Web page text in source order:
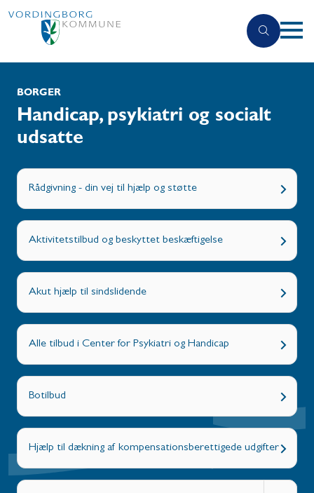
BORGER
Handicap, psykiatri og socialt
udsatte
Rådgivning - din vej til hjælp og støtte
Aktivitetstilbud og beskyttet beskæftigelse
Akut hjælp til sindslidende
Alle tilbud i Center for Psykiatri og Handicap
Botilbud
Hjælp til dækning af kompensationsberettigede udgifter